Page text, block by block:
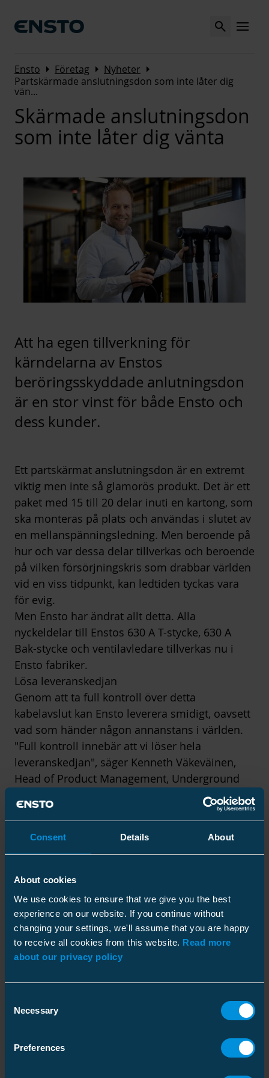
Consent Details About
About cookies
We use cookies to ensure that we give you the best
experience on our website. If you continue without
changing your settings, we'll assume that you are happy
to receive all cookies from this website. Read more
about our privacy policy
Selection
Necessary
Preferences
Search MENU
Ensto Arrow_right Företag Arrow_right Nyheter Arrow_right
Partskärmade anslutningsdon som inte låter dig
vän...
Skärmade anslutningsdon
som inte låter dig vänta
Att ha egen tillverkning för
kärndelarna av Enstos
beröringsskyddade anlutningsdon
är en stor vinst för både Ensto och
dess kunder.
Ett partskärmat anslutningsdon är en extremt
viktig men inte så glamorös produkt. Det är ett
paket med 15 till 20 delar inuti en kartong, som
ska monteras på plats och användas i slutet av
en mellanspänningsledning. Men beroende på
hur och var dessa delar tillverkas och beroende
på vilken försörjningskris som drabbar världen
vid en viss tidpunkt, kan ledtiden tyckas vara
för evig.
Men Ensto har ändrat allt detta. Alla
nyckeldelar till Enstos 630 A T-stycke, 630 A
Bak-stycke och ventilavledare tillverkas nu i
Ensto fabriker.
Lösa leveranskedjan
Genom att ta full kontroll över detta
kabelavslut kan Ensto leverera smidigt, oavsett
vad som händer någon annanstans i världen.
"Full kontroll innebär att vi löser hela
leveranskedjan", säger Kenneth Väkeväinen,
Head of Product Management, Underground
leveransprecisionen. Vi förbättrar också
betydelse."
fabriker. Silikondelarna, som tillverkas i
Estland, görs nu också mer elastiska för
enklare installation. Kabelskorna, tillverkade i
Finland, har steglös brottyta, vilket möjliggör
breda areaområden och underlättar
installationen. Ventilavledarna, med kärnorna
Och monteringsanvisningarna är textlösa,
vilket förenklar både installation och expansion
Egen tillverkning innebär potential att växa